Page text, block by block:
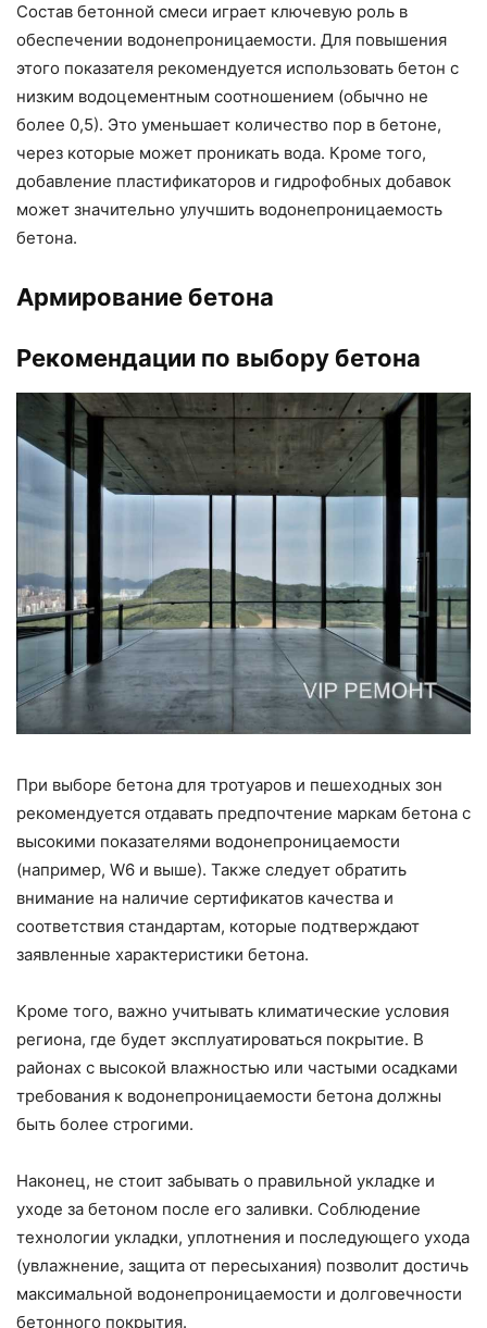
Состав бетонной смеси играет ключевую роль в
обеспечении водонепроницаемости. Для повышения
этого показателя рекомендуется использовать бетон с
низким водоцементным соотношением (обычно не
более 0,5). Это уменьшает количество пор в бетоне,
через которые может проникать вода. Кроме того,
добавление пластификаторов и гидрофобных добавок
может значительно улучшить водонепроницаемость
бетона.
Армирование бетона
Рекомендации по выбору бетона
При выборе бетона для тротуаров и пешеходных зон
рекомендуется отдавать предпочтение маркам бетона с
высокими показателями водонепроницаемости
(например, W6 и выше). Также следует обратить
внимание на наличие сертификатов качества и
соответствия стандартам, которые подтверждают
заявленные характеристики бетона.
Кроме того, важно учитывать климатические условия
региона, где будет эксплуатироваться покрытие. В
районах с высокой влажностью или частыми осадками
требования к водонепроницаемости бетона должны
быть более строгими.
Наконец, не стоит забывать о правильной укладке и
уходе за бетоном после его заливки. Соблюдение
технологии укладки, уплотнения и последующего ухода
(увлажнение, защита от пересыхания) позволит достичь
максимальной водонепроницаемости и долговечности
бетонного покрытия.